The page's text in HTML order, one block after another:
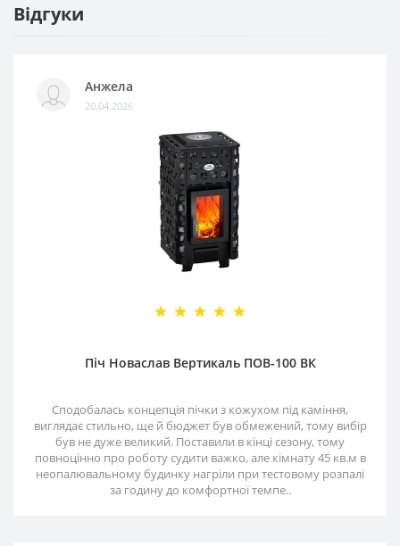
Відгуки
Анжела
20.04.2026
Піч Новаслав Вертикаль ПОВ-100 ВК
Сподобалась концепція пічки з кожухом під каміння,
виглядає стильно, ще й бюджет був обмежений, тому вибір
був не дуже великий. Поставили в кінці сезону, тому
повноцінно про роботу судити важко, але кімнату 45 кв.м в
неопалювальному будинку нагріли при тестовому розпалі
за годину до комфортної темпе..